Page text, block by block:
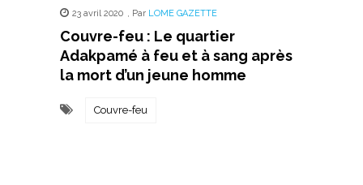
23 avril 2020 , Par LOME GAZETTE
Couvre-feu : Le quartier
Adakpamé à feu et à sang après
la mort d’un jeune homme
Couvre-feu